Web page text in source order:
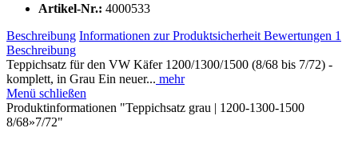
Artikel-Nr.: 4000533
Beschreibung Informationen zur Produktsicherheit Bewertungen 1
Beschreibung
Teppichsatz für den VW Käfer 1200/1300/1500 (8/68 bis 7/72) -
komplett, in Grau Ein neuer... mehr
Menü schließen
Produktinformationen "Teppichsatz grau | 1200-1300-1500
8/68»7/72"